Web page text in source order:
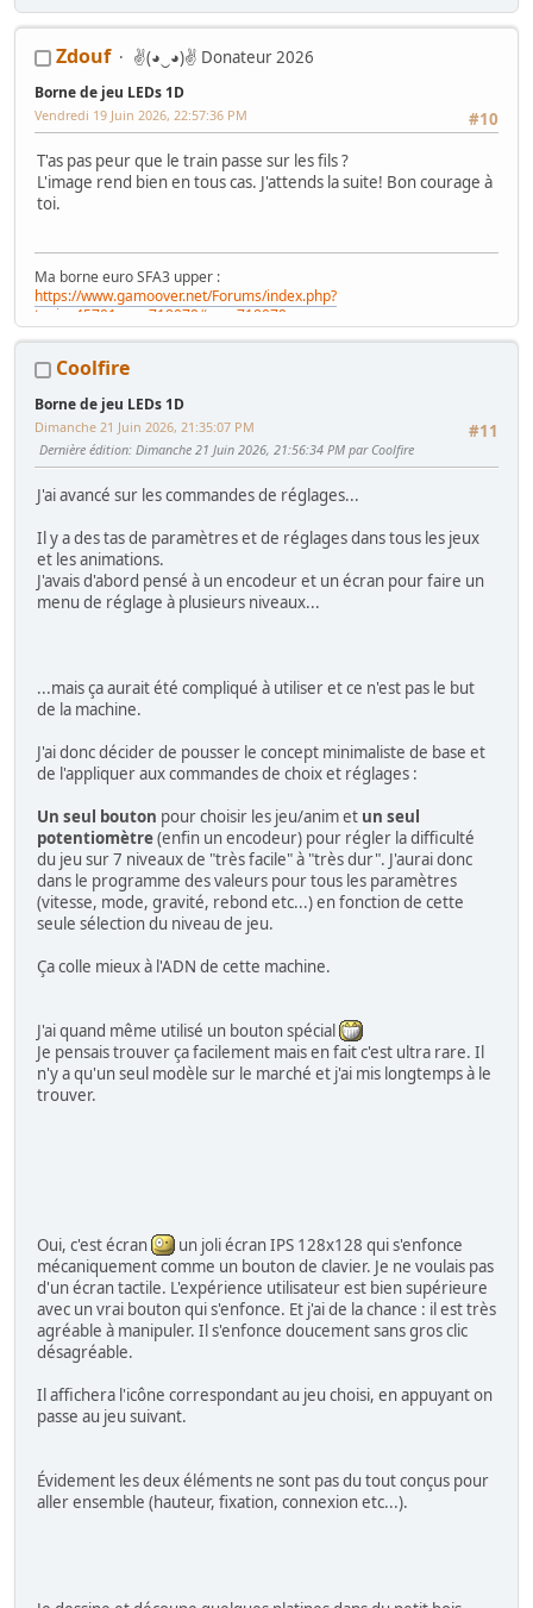
Zdouf ✌(◕‿◕)✌ Donateur 2026
Borne de jeu LEDs 1D
#10
Vendredi 19 Juin 2026, 22:57:36 PM
T'as pas peur que le train passe sur les fils ?
L'image rend bien en tous cas. J'attends la suite! Bon courage à
toi.
Ma borne euro SFA3 upper :
https://www.gamoover.net/Forums/index.php?
topic=45701.msg718079#msg718079
Ma borne jap Astro City (WIP) :
topic=45664.msg718088#msg718088
Coolfire
Borne de jeu LEDs 1D
#11
Dimanche 21 Juin 2026, 21:35:07 PM
Dernière édition: Dimanche 21 Juin 2026, 21:56:34 PM par Coolfire
J'ai avancé sur les commandes de réglages...
Il y a des tas de paramètres et de réglages dans tous les jeux
et les animations.
J'avais d'abord pensé à un encodeur et un écran pour faire un
menu de réglage à plusieurs niveaux...
...mais ça aurait été compliqué à utiliser et ce n'est pas le but
de la machine.
J'ai donc décider de pousser le concept minimaliste de base et
de l'appliquer aux commandes de choix et réglages :
Un seul bouton pour choisir les jeu/anim et un seul
potentiomètre(enfin un encodeur) pour régler la difficulté
du jeu sur 7 niveaux de "très facile" à "très dur". J'aurai donc
dans le programme des valeurs pour tous les paramètres
(vitesse, mode, gravité, rebond etc...) en fonction de cette
seule sélection du niveau de jeu.
Ça colle mieux à l'ADN de cette machine.
J'ai quand même utilisé un bouton spécial
Je pensais trouver ça facilement mais en fait c'est ultra rare. Il
n'y a qu'un seul modèle sur le marché et j'ai mis longtemps à le
trouver.
Oui, c'est écran
un joli écran IPS 128x128 qui s'enfonce
mécaniquement comme un bouton de clavier. Je ne voulais pas
d'un écran tactile. L'expérience utilisateur est bien supérieure
avec un vrai bouton qui s'enfonce. Et j'ai de la chance : il est très
agréable à manipuler. Il s'enfonce doucement sans gros clic
désagréable.
Il affichera l'icône correspondant au jeu choisi, en appuyant on
passe au jeu suivant.
Évidement les deux éléments ne sont pas du tout conçus pour
aller ensemble (hauteur, fixation, connexion etc...).